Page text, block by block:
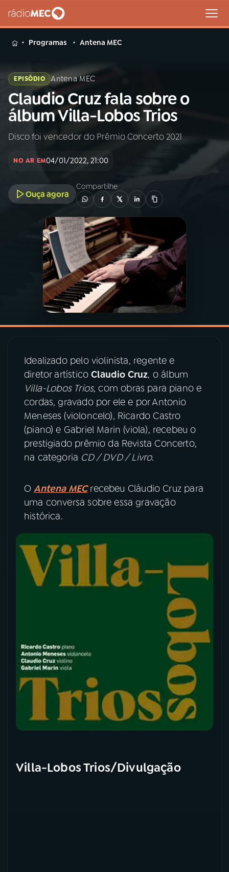
MENU
Buscar
na
Rádio
MEC
Buscar
01INÍCIO
A RÁDIO
PROGRAMAÇÃO
PROGRAMAS
VIDEOCASTS
07ÚLTIMAS
PRÊMIO RÁDIO MEC
ACOMPANHE A RÁDIO MEC
Instagram X
TikTok
Programas Antena MEC
EPISÓDIO Antena MEC
Claudio Cruz fala sobre o
álbum Villa-Lobos Trios
Disco foi vencedor do Prêmio Concerto 2021
NO AR EM04/01/2022, 21:00
Ouça agora
Compartilhe
Idealizado pelo violinista, regente e
diretor artísticoClaudio Cruz, o álbum
Villa-Lobos Trios, com obras para piano e
cordas, gravado por ele e por Antonio
Meneses (violoncelo), Ricardo Castro
(piano) e Gabriel Marin (viola), recebeu o
prestigiado prêmio da Revista Concerto,
na categoria CD / DVD / Livro.
OAntena MECrecebeu Cláudio Cruz para
uma conversa sobre essa gravação
histórica.
Villa-Lobos Trios/Divulgação